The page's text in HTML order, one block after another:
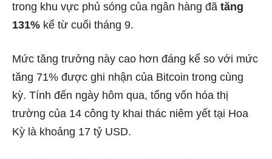
trong khu vực phủ sóng của ngân hàng đã tăng
131% kể từ cuối tháng 9.
Mức tăng trưởng này cao hơn đáng kể so với mức
tăng 71% được ghi nhận của Bitcoin trong cùng
kỳ. Tính đến ngày hôm qua, tổng vốn hóa thị
trường của 14 công ty khai thác niêm yết tại Hoa
Kỳ là khoảng 17 tỷ USD.